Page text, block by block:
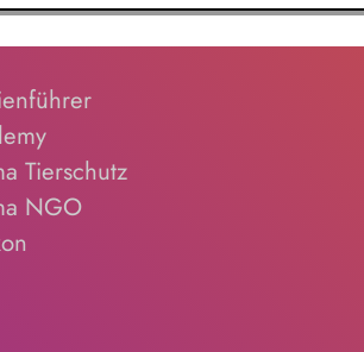
Tierschutz
NGO